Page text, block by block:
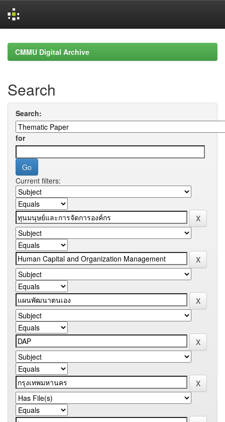
navigationCMMU Digital Archive
Search
Search:
for
Current filters: